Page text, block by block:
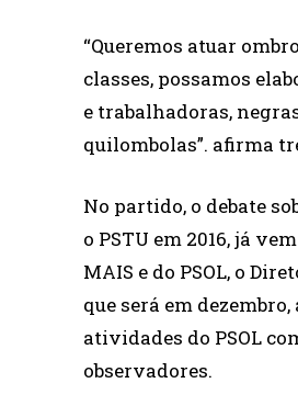
“Queremos atuar
classes, possamos
e trabalhadoras,
quilombolas”. afirma
No partido, o debate
o PSTU em 2016, já
MAIS e do PSOL, o
que será em
atividades do PSOL
observadores.